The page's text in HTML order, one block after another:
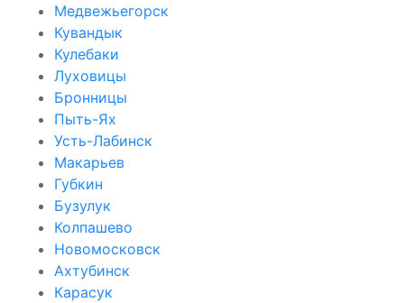
Медвежьегорск
Кувандык
Кулебаки
Луховицы
Бронницы
Пыть-Ях
Усть-Лабинск
Макарьев
Губкин
Бузулук
Колпашево
Новомосковск
Ахтубинск
Карасук